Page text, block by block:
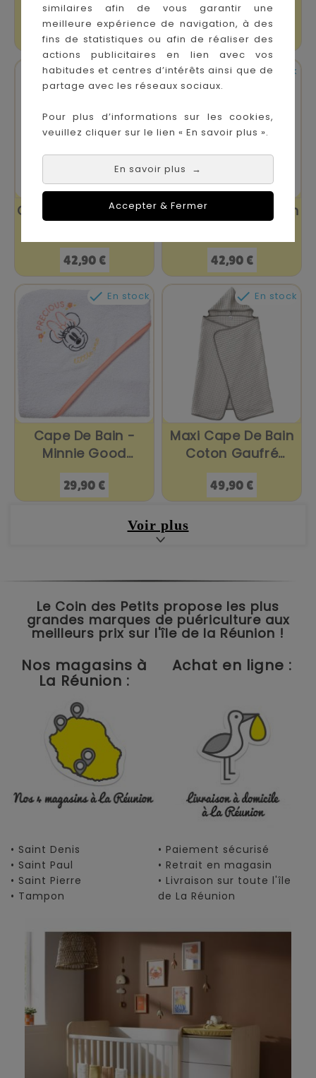
similaires afin de vous garantir une
meilleure expérience de navigation, à des
fins de statistiques ou afin de réaliser des
actions publicitaires en lien avec vos
habitudes et centres d’intérêts ainsi que de
partage avec les réseaux sociaux.
Pour plus d’informations sur les cookies,
veuillez cliquer sur le lien « En savoir plus ».
En savoir plus →
Accepter & Fermer
Prix
32,90 € Prix
45,90 €
En stock
Cape De Bain XXL En
Prix
42,90 €
En stock
Cape De Bain XXL En
Prix
42,90 €
 En stock
Cape De Bain -
Minnie Good
Morning
Prix
29,90 €
 En stock
Maxi Cape De Bain
Coton Gaufré
Nuage
Prix
49,90 €
Voir plus
Le Coin des Petits propose les plus
grandes marques de puériculture aux
meilleurs prix sur l'île de la Réunion !
Nos magasins à
La Réunion :
Achat en ligne :
• Saint Denis
• Saint Paul
• Saint Pierre
• Tampon
• Paiement sécurisé
• Retrait en magasin
• Livraison sur toute l'île
de La Réunion